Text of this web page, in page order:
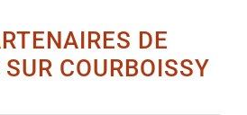
DE
COURBOISSY